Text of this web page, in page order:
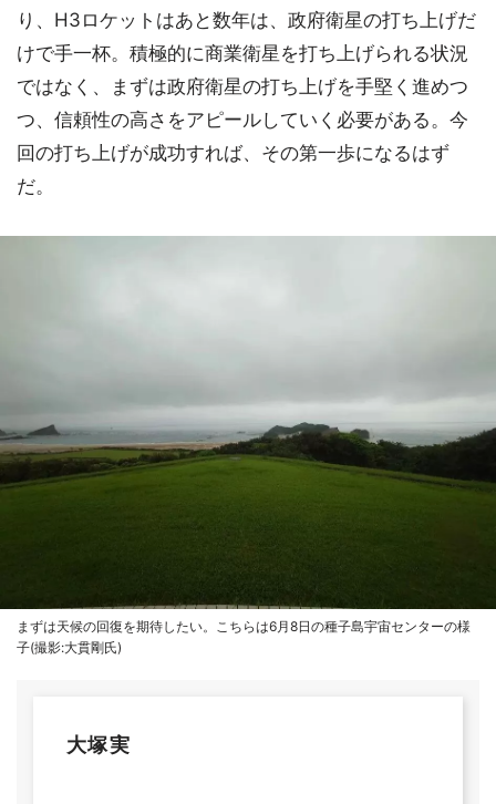
り、H3ロケットはあと数年は、政府衛星の打ち上げだ
けで手一杯。積極的に商業衛星を打ち上げられる状況
ではなく、まずは政府衛星の打ち上げを手堅く進めつ
つ、信頼性の高さをアピールしていく必要がある。今
回の打ち上げが成功すれば、その第一歩になるはず
だ。
まずは天候の回復を期待したい。こちらは6月8日の種子島宇宙センターの様
子(撮影:大貫剛氏)
大塚実